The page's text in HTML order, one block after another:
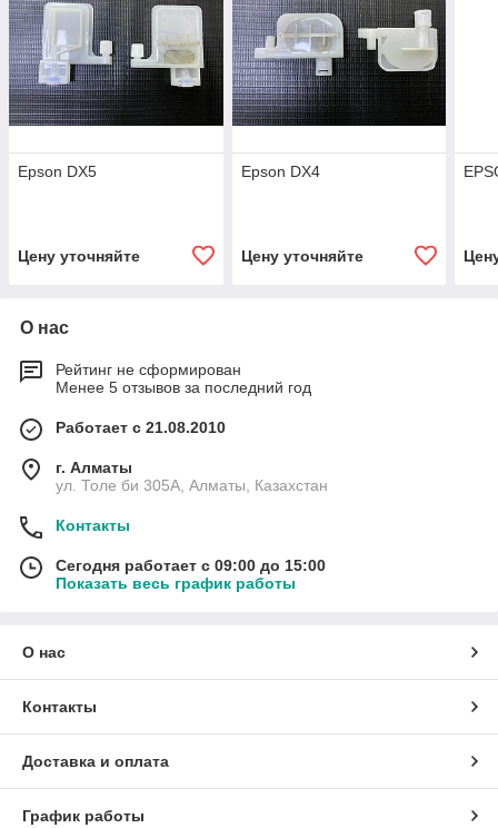
Epson DX5
Цену уточняйте
Epson DX4
Цену уточняйте
О нас
Рейтинг не сформирован
Менее 5 отзывов за последний год
Работает с 21.08.2010
г. Алматы
ул. Толе би 305А, Алматы, Казахстан
Контакты
Сегодня работает с 09:00 до 15:00
Показать весь график работы
О нас
Контакты
Доставка и оплата
График работы